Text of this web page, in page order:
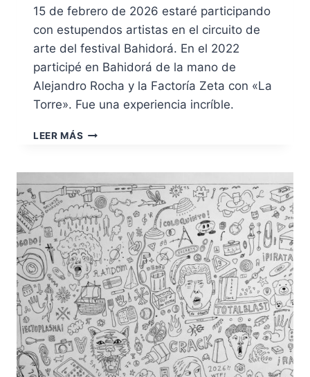
15 de febrero de 2026 estaré participando
con estupendos artistas en el circuito de
arte del festival Bahidorá. En el 2022
participé en Bahidorá de la mano de
Alejandro Rocha y la Factoría Zeta con «La
Torre». Fue una experiencia incríble.
LEER MÁS BAHIDORÁ